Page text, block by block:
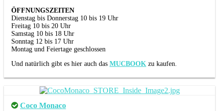
ÖFFNUNGSZEITEN
Dienstag bis Donnerstag 10 bis 19 Uhr
Freitag 10 bis 20 Uhr
Samstag 10 bis 18 Uhr
Sonntag 12 bis 17 Uhr
Montag und Feiertage geschlossen
Und natürlich gibt es hier auch das MUCBOOK zu kaufen.
Coco Monaco